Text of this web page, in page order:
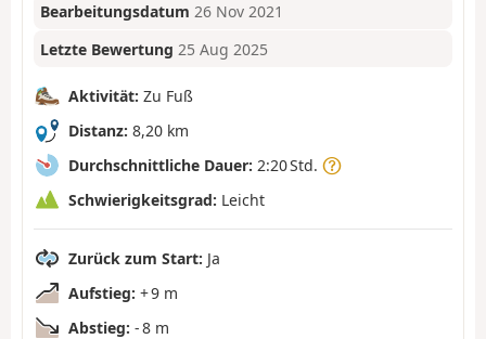
Bearbeitungsdatum 26 Nov 2021
Letzte Bewertung 25 Aug 2025
Aktivität: Zu Fuß
Distanz: 8,20 km
Durchschnittliche Dauer: 2:20 Std.
Schwierigkeitsgrad: Leicht
Zurück zum Start: Ja
Aufstieg: + 9 m
Abstieg: - 8 m